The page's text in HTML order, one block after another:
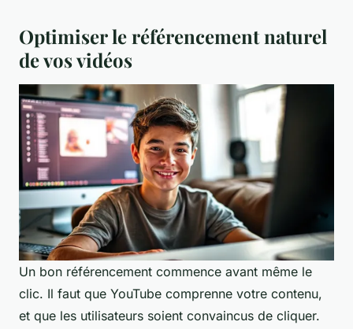
Optimiser le référencement naturel
de vos vidéos
Un bon référencement commence avant même le
clic. Il faut que YouTube comprenne votre contenu,
et que les utilisateurs soient convaincus de cliquer.